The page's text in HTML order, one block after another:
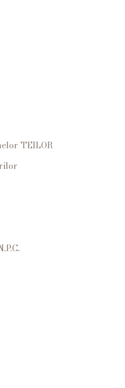
TEILOR